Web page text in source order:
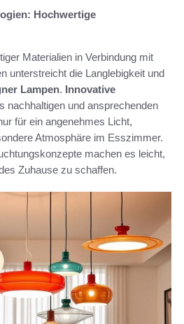
Hochwertige
Materialien in Verbindung mit
unterstreicht die Langlebigkeit und
Lampen. Innovative
nachhaltigen und ansprechenden
für ein angenehmes Licht,
Atmosphäre im Esszimmer.
machen es leicht,
Zuhause zu schaffen.